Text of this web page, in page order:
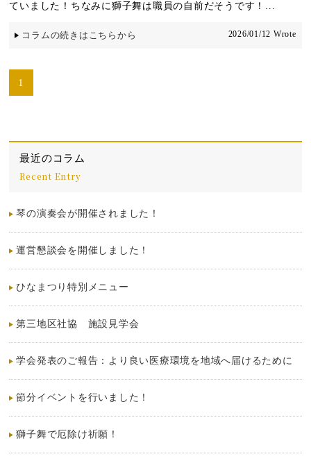
最近のコラム
Recent Entry
琴の演奏会が開催されました！
運営懇談会を開催しました！
ひなまつり特別メニュー
第三地区社協 施設見学会
学会発表のご報告：より良い医療環境を地域へ届けるために
節分イベントを行いました！
獅子舞で厄除け祈願！
ていました！ちなみに獅子舞は職員の自前だそうです！...
コラムの続きはこちらから 2026/01/12 Wrote
1